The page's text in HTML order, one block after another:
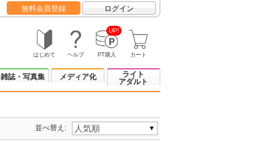
無料会員登録 ログイン
はじめて ヘルプ
UP!
PT購入 カート
雑誌・写真集 メディア化
ライト
アダルト
並べ替え: